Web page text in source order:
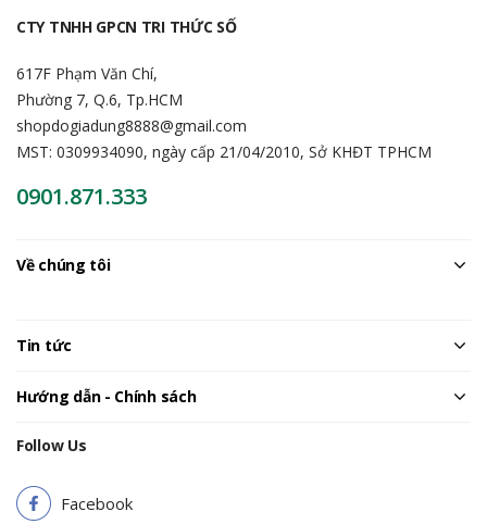
CTY TNHH GPCN TRI THỨC SỐ
617F Phạm Văn Chí,
Phường 7, Q.6, Tp.HCM
shopdogiadung8888@gmail.com
MST: 0309934090, ngày cấp 21/04/2010, Sở KHĐT TPHCM
0901.871.333
Về chúng tôi
Tin tức
Hướng dẫn - Chính sách
Follow Us
Facebook